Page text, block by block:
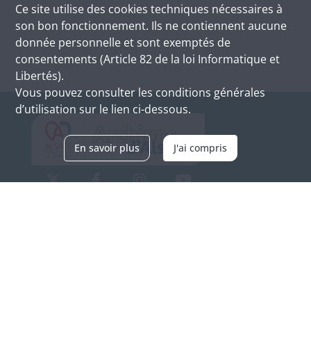
Ce site utilise des cookies techniques nécessaires à
son bon fonctionnement. Ils ne contiennent aucune
donnée personnelle et sont exemptés de
consentements (Article 82 de la loi Informatique et
Libertés).
Vous pouvez consulter les conditions générales
d’utilisation sur le lien ci-dessous.
En savoir plus J'ai compris